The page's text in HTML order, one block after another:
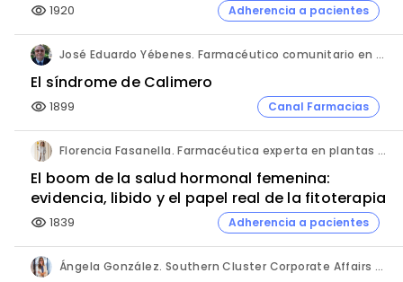
visibility 1920 Adherencia a pacientes
José Eduardo Yébenes. Farmacéutico comunitario en Mijas (Málaga).
El síndrome de Calimero
visibility 1899 Canal Farmacias
Florencia Fasanella. Farmacéutica experta en plantas medicinales.
El boom de la salud hormonal femenina:
evidencia, libido y el papel real de la fitoterapia
visibility 1839 Adherencia a pacientes
Ángela González. Southern Cluster Corporate Affairs & Patient Partnership Director. Kyowa Kirin.